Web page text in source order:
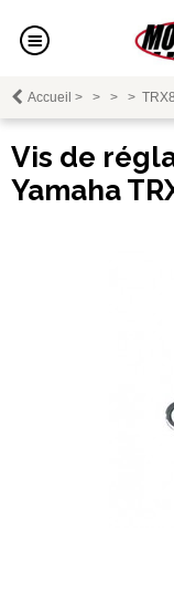
Accueil > > > >
Vis de
Yamaha